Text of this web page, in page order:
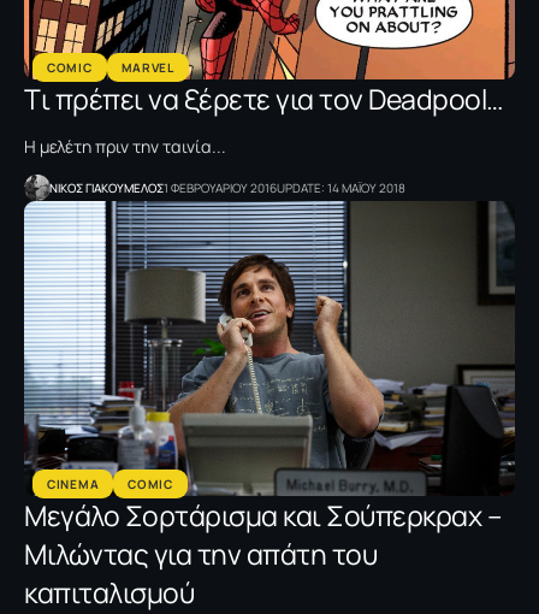
COMIC MARVEL
Tι πρέπει να ξέρετε για τον Deadpool…
H μελέτη πριν την ταινία...
NΙΚΟΣ ΓΙΑΚΟΥΜΕΛΟΣ1 ΦΕΒΡΟΥΑΡΙΟΥ 2016UPDATE: 14 ΜΑΪΟΥ 2018
CINEMA COMIC
Μεγάλο Σορτάρισμα και Σούπερκραχ –
Μιλώντας για την απάτη του
καπιταλισμού